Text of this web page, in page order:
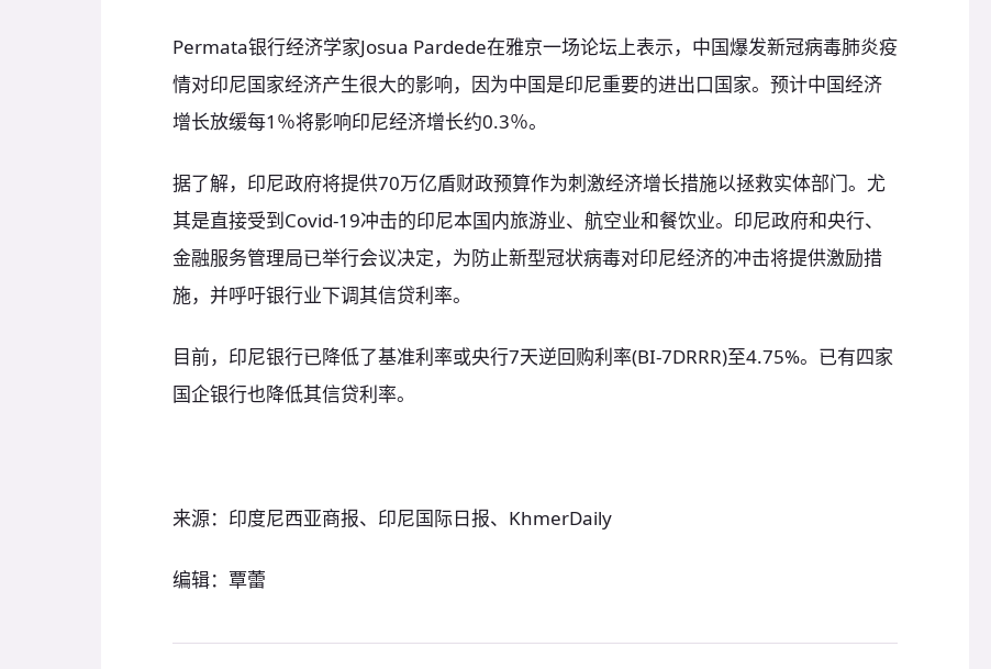
Permata银行经济学家Josua Pardede在雅京一场论坛上表示，中国爆发新冠病毒肺炎疫
情对印尼国家经济产生很大的影响，因为中国是印尼重要的进出口国家。预计中国经济
增长放缓每1％将影响印尼经济增长约0.3％。
据了解，印尼政府将提供70万亿盾财政预算作为刺激经济增长措施以拯救实体部门。尤
其是直接受到Covid-19冲击的印尼本国内旅游业、航空业和餐饮业。印尼政府和央行、
金融服务管理局已举行会议决定，为防止新型冠状病毒对印尼经济的冲击将提供激励措
施，并呼吁银行业下调其信贷利率。
目前，印尼银行已降低了基准利率或央行7天逆回购利率(BI-7DRRR)至4.75%。已有四家
国企银行也降低其信贷利率。
来源：印度尼西亚商报、印尼国际日报、KhmerDaily
编辑：覃蕾